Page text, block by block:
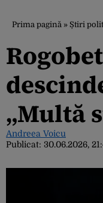
Prima pagină » Știri
„Multă
Andreea Voicu
Publicat: 30.06.2026,